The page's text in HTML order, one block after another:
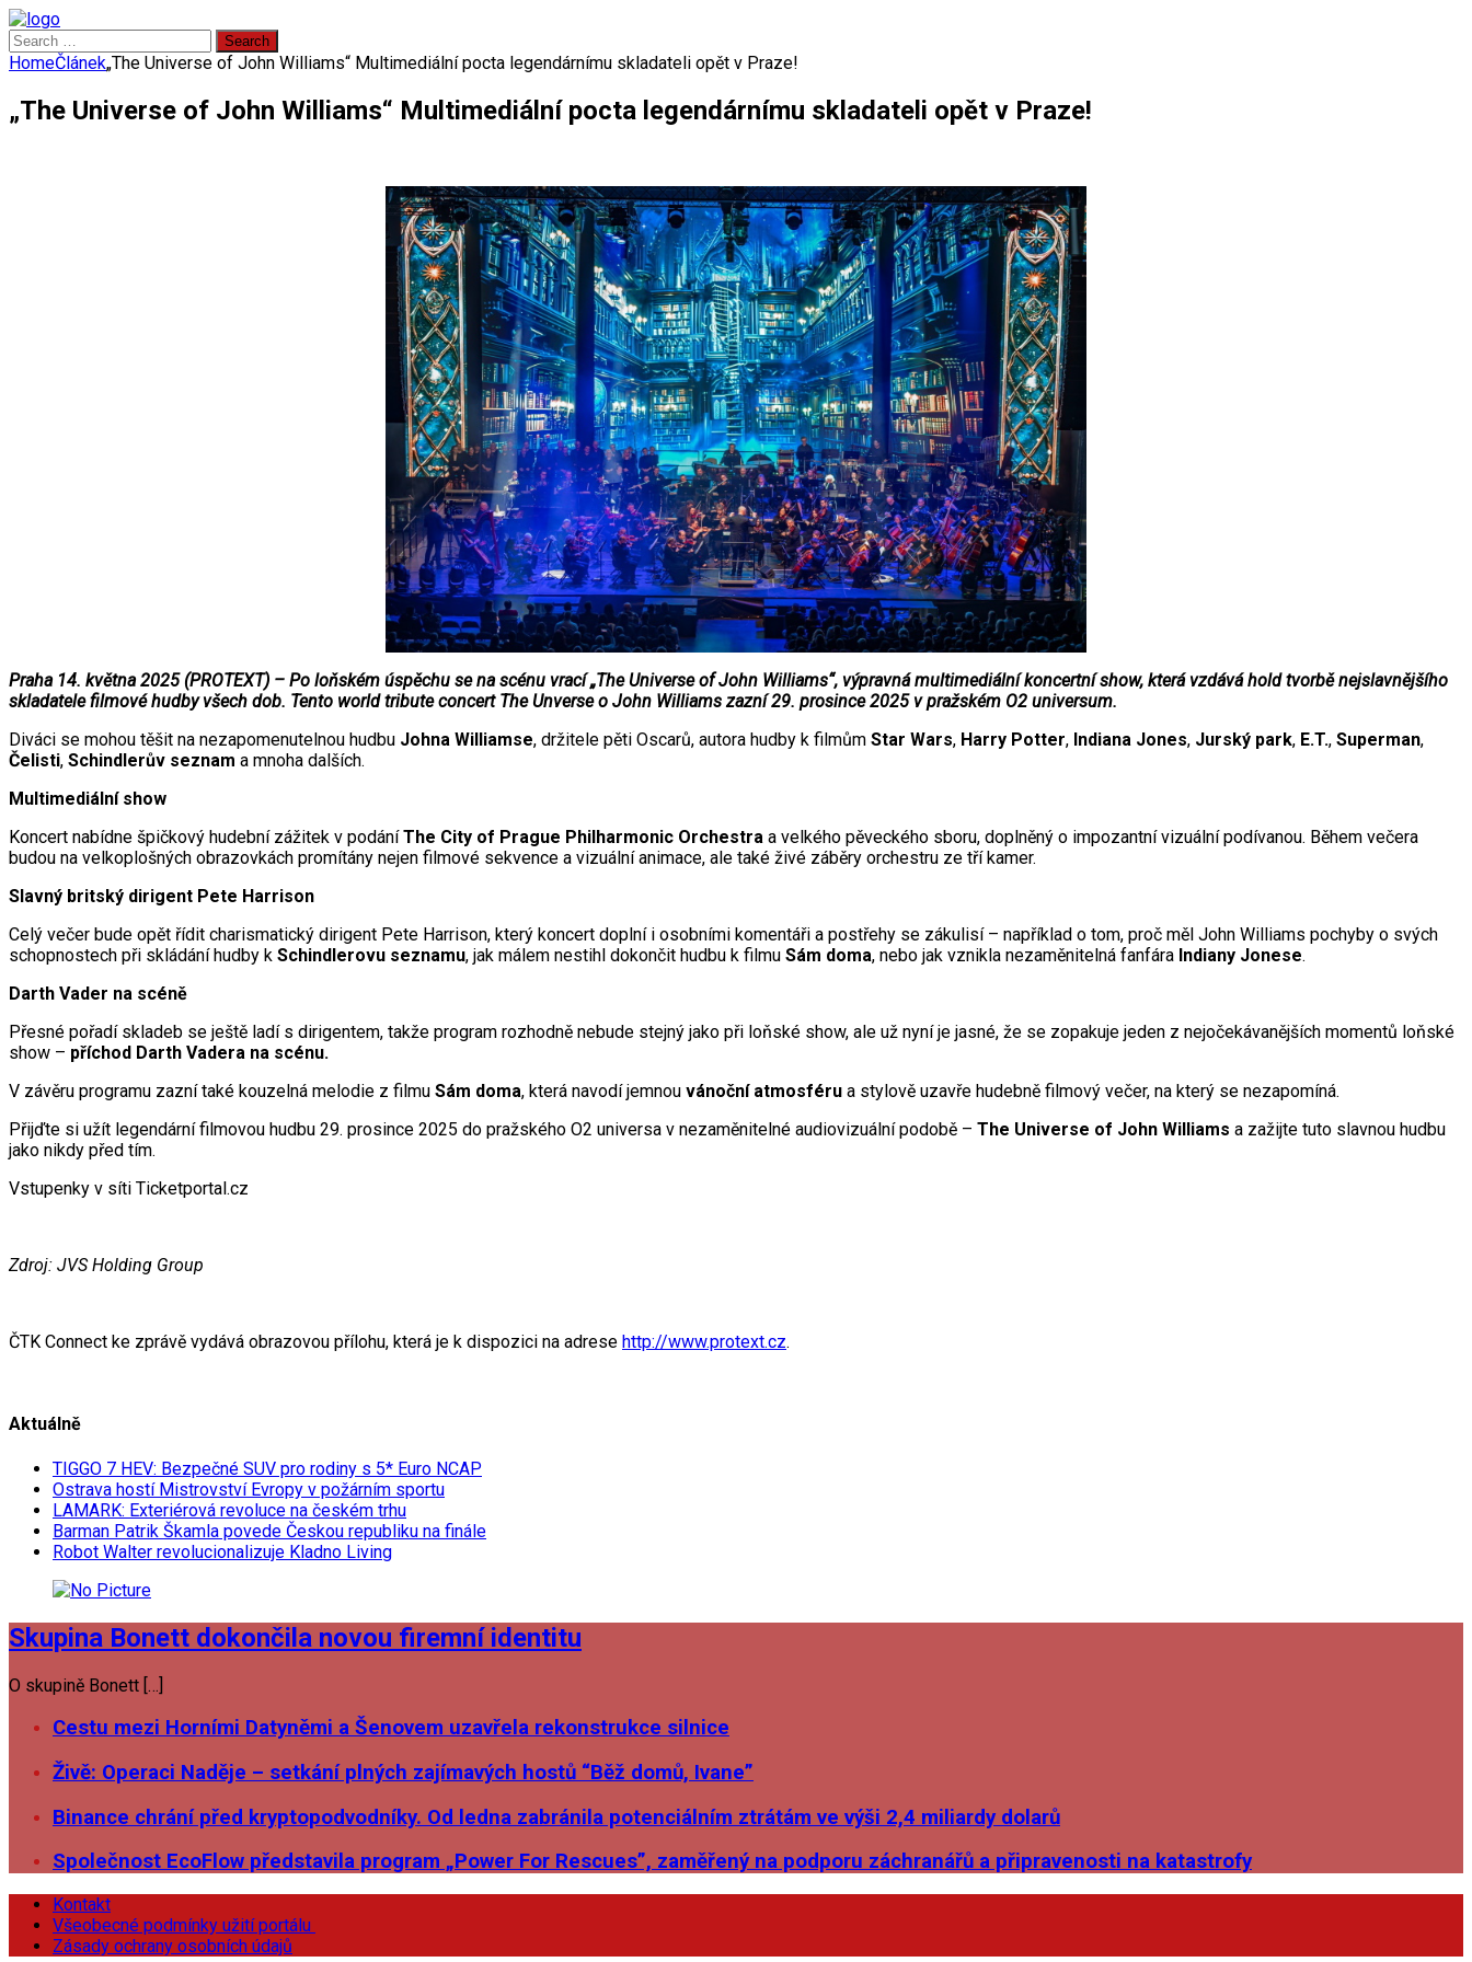
Search
for:
HomeČlánek„The Universe of John Williams“ Multimediální pocta legendárnímu skladateli opět v Praze!
„The Universe of John Williams“ Multimediální pocta legendárnímu skladateli opět v Praze!
Praha 14. května 2025 (PROTEXT) – Po loňském úspěchu se na scénu vrací „The Universe of John Williams“, výpravná multimediální koncertní show, která vzdává hold tvorbě nejslavnějšího
skladatele filmové hudby všech dob. Tento world tribute concert The Unverse o John Williams zazní 29. prosince 2025 v pražském O2 universum.
Diváci se mohou těšit na nezapomenutelnou hudbu Johna Williamse, držitele pěti Oscarů, autora hudby k filmům Star Wars, Harry Potter, Indiana Jones, Jurský park, E.T., Superman,
Čelisti, Schindlerův seznam a mnoha dalších.
Multimediální show
Koncert nabídne špičkový hudební zážitek v podáníThe City of Prague Philharmonic Orchestra a velkého pěveckého sboru, doplněný o impozantní vizuální podívanou. Během večera
budou na velkoplošných obrazovkách promítány nejen filmové sekvence a vizuální animace, ale také živé záběry orchestru ze tří kamer.
Slavný britský dirigent Pete Harrison
Celý večer bude opět řídit charismatický dirigent Pete Harrison, který koncert doplní i osobními komentáři a postřehy se zákulisí – například o tom, proč měl John Williams pochyby o svých
schopnostech při skládání hudby k Schindlerovu seznamu, jak málem nestihl dokončit hudbu k filmu Sám doma, nebo jak vznikla nezaměnitelná fanfára Indiany Jonese.
Darth Vader na scéně
Přesné pořadí skladeb se ještě ladí s dirigentem, takže program rozhodně nebude stejný jako při loňské show, ale už nyní je jasné, že se zopakuje jeden z nejočekávanějších momentů loňské
show – příchod Darth Vadera na scénu.
V závěru programu zazní také kouzelná melodie z filmu Sám doma, která navodí jemnou vánoční atmosféru a stylově uzavře hudebně filmový večer, na který se nezapomíná.
Přijďte si užít legendární filmovou hudbu 29. prosince 2025 do pražského O2 universa v nezaměnitelné audiovizuální podobě – The Universe of John Williams a zažijte tuto slavnou hudbu
jako nikdy před tím.
Vstupenky v síti Ticketportal.cz
Zdroj: JVS Holding Group
ČTK Connect ke zprávě vydává obrazovou přílohu, která je k dispozici na adrese http://www.protext.cz.
Aktuálně
TIGGO 7 HEV: Bezpečné SUV pro rodiny s 5* Euro NCAP
Ostrava hostí Mistrovství Evropy v požárním sportu
LAMARK: Exteriérová revoluce na českém trhu
Barman Patrik Škamla povede Českou republiku na finále
Robot Walter revolucionalizuje Kladno Living
Skupina Bonett dokončila novou firemní identitu
O skupině Bonett […]
Cestu mezi Horními Datyněmi a Šenovem uzavřela rekonstrukce silnice
Živě: Operaci Naděje – setkání plných zajímavých hostů “Běž domů, Ivane”
Binance chrání před kryptopodvodníky. Od ledna zabránila potenciálním ztrátám ve výši 2,4 miliardy dolarů
Společnost EcoFlow představila program „Power For Rescues”, zaměřený na podporu záchranářů a připravenosti na katastrofy
Kontakt
Všeobecné podmínky užití portálu
Zásady ochrany osobních údajů